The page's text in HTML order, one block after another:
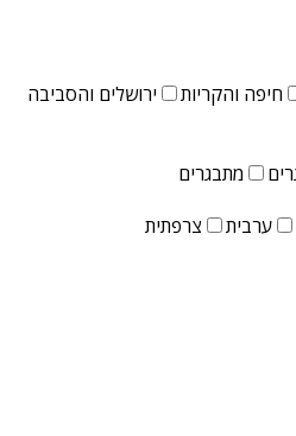
חיפה והקריות ירושלים והסביבה
מתבגרים
ערבית צרפתית